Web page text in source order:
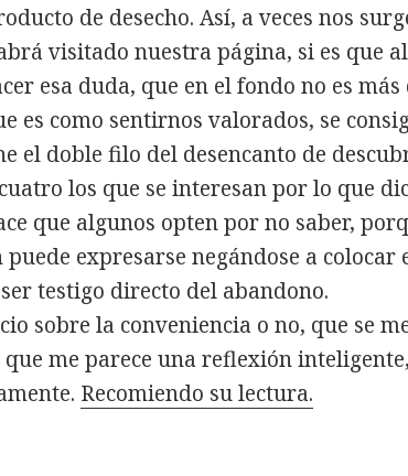
de desecho. Así, a veces nos
visitado nuestra página, si es que
esa duda, que en el fondo no es
es como sentirnos valorados, se
el doble filo del desencanto de
los que se interesan por lo que
que algunos opten por no saber,
expresarse negándose a colocar
testigo directo del abandono.
sobre la conveniencia o no, que se
me parece una reflexión
Recomiendo su lectura.